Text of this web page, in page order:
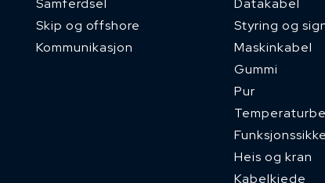
Skip og offshore
Kommunikasjon
Styring og
Maskinkabel
Gummi
Pur
Heis og kran
Kabelkjede